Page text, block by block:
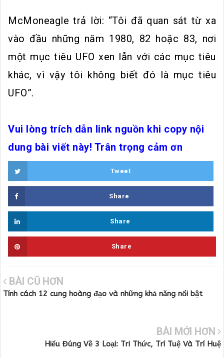
McMoneagle trả lời: “Tôi đã quan sát từ xa
vào đầu những năm 1980, 82 hoặc 83, nơi
một mục tiêu UFO xen lẫn với các mục tiêu
khác, vì vậy tôi không biết đó là mục tiêu
UFO”.
Vui lòng trích dẫn link nguồn khi copy nội
dung bài viết này! Trân trọng cảm ơn
Tweet
Share
Share
Share
BÀI CŨ HƠN
Tính cách 12 cung hoàng đạo và những khả năng nổi bật
BÀI MỚI HƠN
Hiểu Đúng Về 3 Loại: Tri Thức, Trí Tuệ Và Trí Huệ